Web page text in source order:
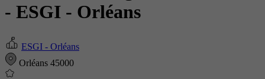
- ESGI - Orléans
ESGI - Orléans
Orléans 45000